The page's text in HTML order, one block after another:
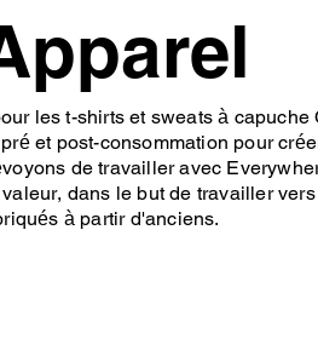
les t-shirts et sweats à capuche
et post-consommation pour
de travailler avec
dans le but de travailler
à partir d'anciens.